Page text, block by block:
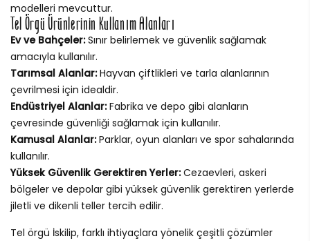
modelleri mevcuttur.
Tel Örgü Ürünlerinin Kullanım Alanları
Ev ve Bahçeler:Sınır belirlemek ve güvenlik sağlamak
amacıyla kullanılır.
Tarımsal Alanlar:Hayvan çiftlikleri ve tarla alanlarının
çevrilmesi için idealdir.
Endüstriyel Alanlar:Fabrika ve depo gibi alanların
çevresinde güvenliği sağlamak için kullanılır.
Kamusal Alanlar:Parklar, oyun alanları ve spor sahalarında
kullanılır.
Yüksek Güvenlik Gerektiren Yerler:Cezaevleri, askeri
bölgeler ve depolar gibi yüksek güvenlik gerektiren yerlerde
jiletli ve dikenli teller tercih edilir.
Tel örgü İskilip, farklı ihtiyaçlara yönelik çeşitli çözümler